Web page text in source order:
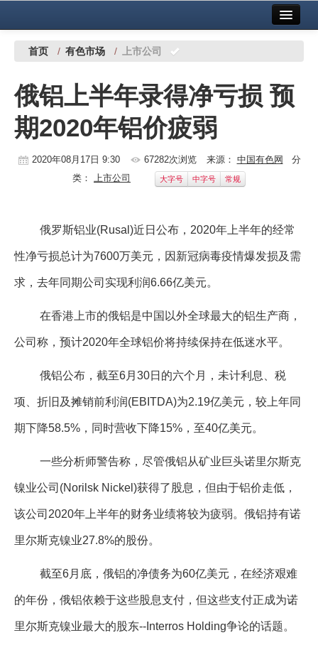
中国有色金属报社主办 广告服务
铜镍铅锌
铝
稀有稀土
地矿 建设
党建工作
企业文化
行情报价
数字报
首页 / 有色市场 / 上市公司
俄铝上半年录得净亏损 预
期2020年铝价疲弱
2020年08月17日 9:30 67282次浏览 来源： 中国有色网 分
类： 上市公司 大字号 中字号 常规
俄罗斯铝业(Rusal)近日公布，2020年上半年的经常
性净亏损总计为7600万美元，因新冠病毒疫情爆发损及需
求，去年同期公司实现利润6.66亿美元。
在香港上市的俄铝是中国以外全球最大的铝生产商，
公司称，预计2020年全球铝价将持续保持在低迷水平。
俄铝公布，截至6月30日的六个月，未计利息、税
项、折旧及摊销前利润(EBITDA)为2.19亿美元，较上年同
期下降58.5%，同时营收下降15%，至40亿美元。
一些分析师警告称，尽管俄铝从矿业巨头诺里尔斯克
镍业公司(Norilsk Nickel)获得了股息，但由于铝价走低，
该公司2020年上半年的财务业绩将较为疲弱。俄铝持有诺
里尔斯克镍业27.8%的股份。
截至6月底，俄铝的净债务为60亿美元，在经济艰难
的年份，俄铝依赖于这些股息支付，但这些支付正成为诺
里尔斯克镍业最大的股东--Interros Holding争论的话题。